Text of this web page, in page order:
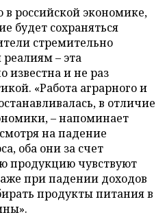
российской экономике,
будет сохраняться
стремительно
– эта
известна и не раз
«Работа аграрного и
в отличие
– напоминает
на падение
оба они за счет
продукцию чувствуют
при падении доходов
продукты питания в